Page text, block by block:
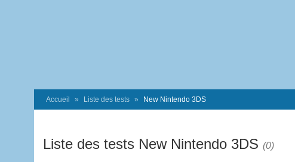
Accueil Liste des tests New Nintendo 3DS
Liste des tests New Nintendo 3DS (0)